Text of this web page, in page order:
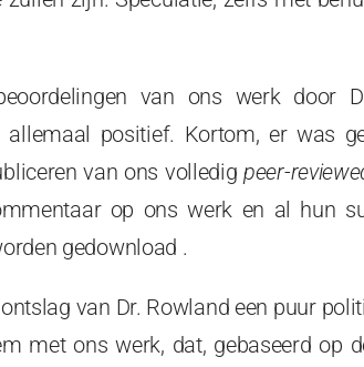
van ons werk door
positief. Kortom, er was
van ons volledigpeer-
op ons werk en al hun
gedownload .
van Dr. Rowland een puur
met ons werk, dat, gebaseerd op